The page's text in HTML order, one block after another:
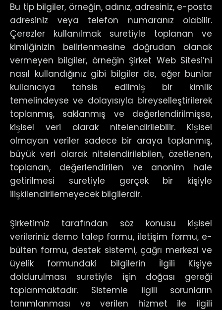
Bu tip bilgiler, örneğin, adınız, adresiniz, e-posta
adresiniz veya telefon numaranız olabilir.
Çerezler kullanılmak suretiyle toplanan ve
kimliğinizin belirlenmesine doğrudan olanak
vermeyen bilgiler, örneğin Şirket Web Sitesi’ni
nasıl kullandığınız gibi bilgiler de, eğer bunlar
kullanıcıya tahsis edilmiş bir kimlik
temelindeyse ve dolayısıyla bireyselleştirilerek
toplanmış, saklanmış ve değerlendirilmişse,
kişisel veri olarak nitelendirilebilir. Kişisel
olmayan veriler sadece bir araya toplanmış,
büyük veri olarak nitelendirilebilen, özetlenen,
toplanan, değerlendirilen ve anonim hale
getirilmesi suretiyle gerçek bir kişiyle
ilişkilendirilemeyecek bilgilerdir.
Şirketimiz tarafından söz konusu kişisel
verileriniz demo talep formu, iletişim formu, e-
bülten formu, destek sistemi, çağrı merkezi ve
üyelik formundaki bilgilerin İlgili Kişiye
doldurulması suretiyle işin doğası gereği
toplanmaktadır. Sistemle ilgili sorunların
tanımlanması ve verilen hizmet ile ilgili